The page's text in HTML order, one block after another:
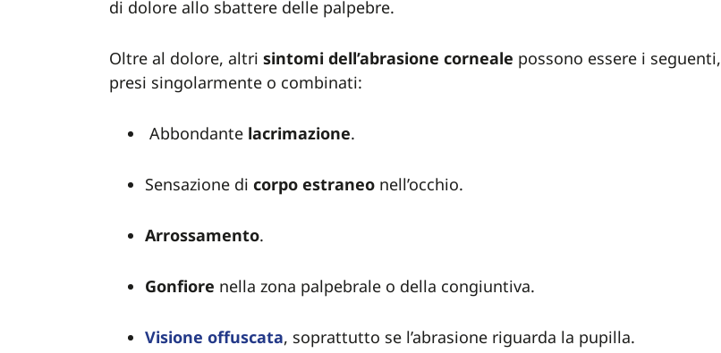
di dolore allo sbattere delle palpebre.
Oltre al dolore, altri sintomi dell’abrasione corneale possono essere i seguenti,
presi singolarmente o combinati:
Abbondante lacrimazione.
Sensazione di corpo estraneo nell’occhio.
Arrossamento.
Gonfiore nella zona palpebrale o della congiuntiva.
Visione offuscata, soprattutto se l’abrasione riguarda la pupilla.